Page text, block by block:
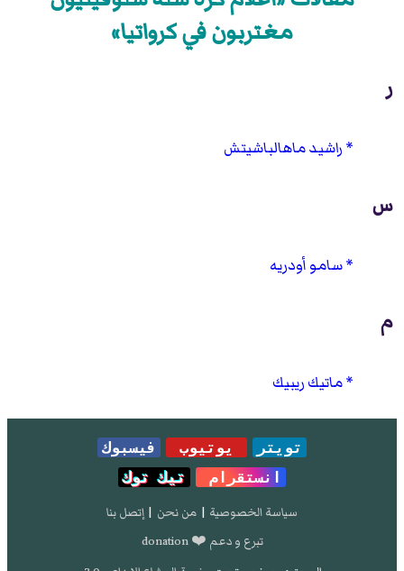
مغتربون في كرواتيا»
ر
راشيد ماهالباشيتش
س
سامو أودريه
م
ماتيك ريبيك
تويتر يوتيوب
فيسبوك
انستقرام
تيك توك
سياسة الخصوصية | من نحن | إتصل بنا
تبرع و دعم ❤️ donation